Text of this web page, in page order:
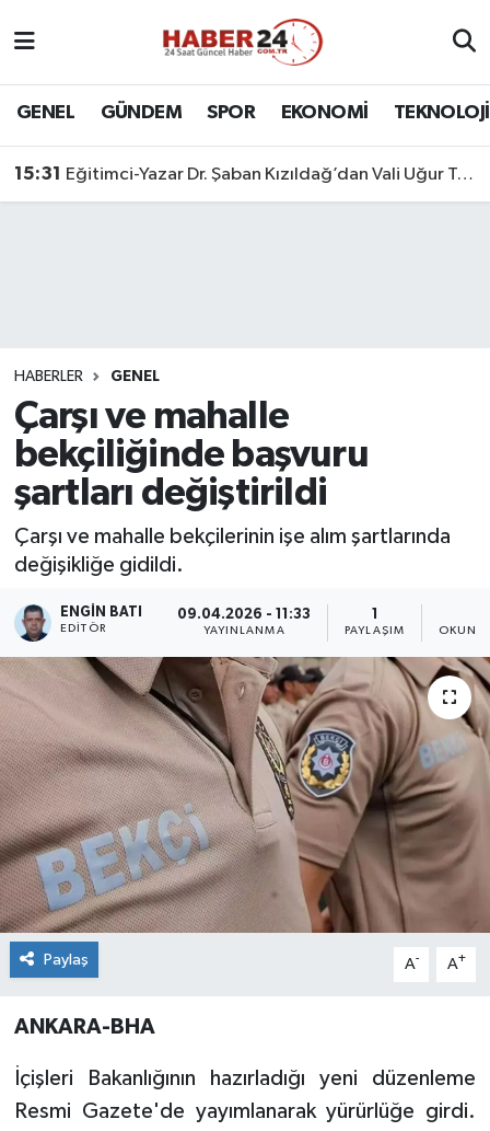
GENEL GÜNDEM SPOR EKONOMİ TEKNOLOJİ
15:31 Eğitimci-Yazar Dr. Şaban Kızıldağ’dan Vali Uğur Turan’a Ziyaret
HABERLER GENEL
Çarşı ve mahalle
bekçiliğinde başvuru
şartları değiştirildi
Çarşı ve mahalle bekçilerinin işe alım şartlarında
değişikliğe gidildi.
ENGIN BATI
EDITÖR
09.04.2026 - 11:33
YAYINLANMA PAYLAŞIM
Paylaş A- A+
ANKARA-BHA
İçişleri Bakanlığının hazırladığı yeni düzenleme
Resmi Gazete'de yayımlanarak yürürlüğe girdi.
Nöbetçi Eczaneler
Son Dakika Haberleri
Haber Arşivi